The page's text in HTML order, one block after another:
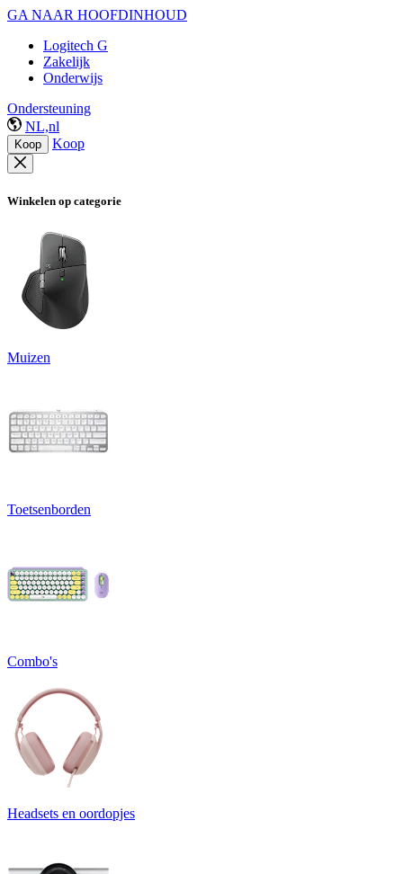
GA NAAR HOOFDINHOUD
Logitech G
Zakelijk
Onderwijs
Ondersteuning
NL,nl
Koop Koop
Winkelen op categorie
Muizen
Toetsenborden
Combo's
Headsets en oordopjes